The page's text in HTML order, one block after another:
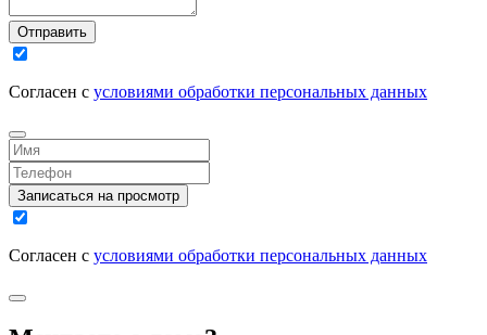
Отправить
Согласен с условиями обработки персональных данных
Записаться на просмотр
Согласен с условиями обработки персональных данных